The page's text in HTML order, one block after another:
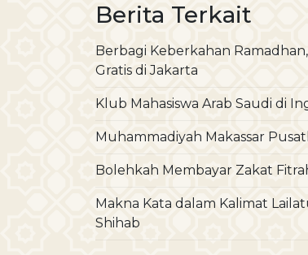
Berita Terkait
Berbagi Keberkahan
Gratis di Jakarta
Klub Mahasiswa Arab Saudi di
Muhammadiyah Makassar
Bolehkah Membayar Zakat
Makna Kata dalam Kalimat
Shihab